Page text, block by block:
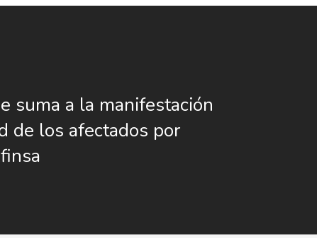
suma a la manifestación
de los afectados por